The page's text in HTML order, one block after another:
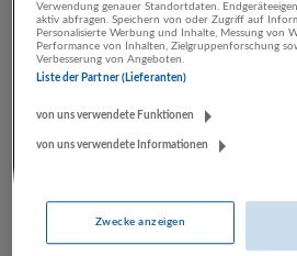
LUGSTEIN
Bau | Beherbergung und
Energieversorgung | Finanz- und
Gesundheitswesen | Herstellung
Verwendung genauer Standortdaten.
aktiv abfragen. Speichern von oder Zugriff auf
Personalisierte Werbung und Inhalte, Messung von
Performance von Inhalten, Zielgruppenforschung
Verbesserung von Angeboten.
Liste der Partner (Lieferanten)
von uns verwendete Funktionen
von uns verwendete Informationen
Zwecke anzeigen